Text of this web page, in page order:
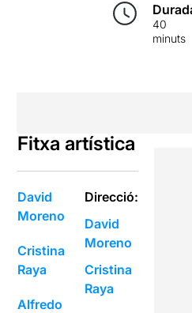
40
minuts
Fitxa artística
David
Moreno
Cristina
Raya
Alfredo
Direcció:
David
Moreno
Cristina
Raya